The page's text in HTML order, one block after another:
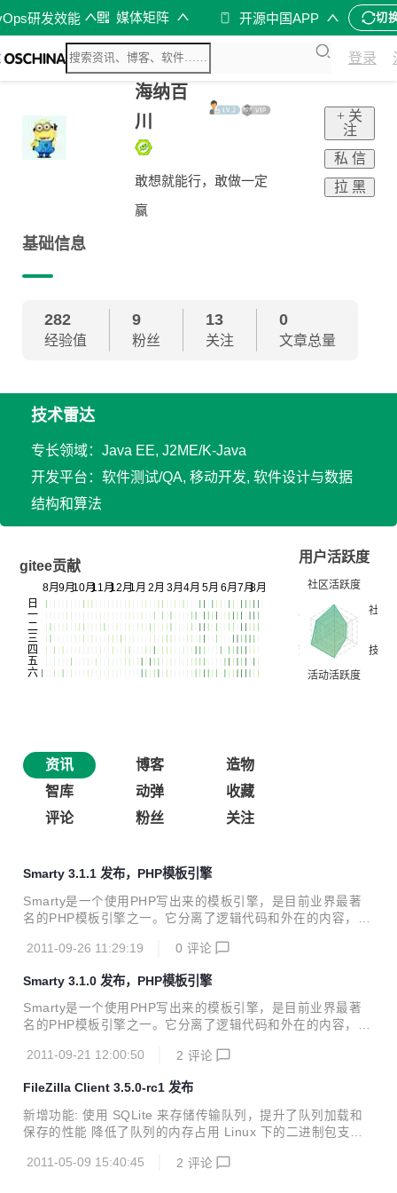
研发效能 媒体矩阵 开源中国APP 切
登录
海纳百
川
敢想就能行，敢做一定
赢
+ 关
注
私 信
拉 黑
基础信息
282
经验值
9
粉丝
13
关注
0
文章总量
技术雷达
专长领域：Java EE, J2ME/K-Java
开发平台：软件测试/QA, 移动开发, 软件设计与数据
结构和算法
gitee贡献
用户活跃度
资讯 博客
造物
智库
动弹
收藏
评论
粉丝 关注
Smarty 3.1.1 发布，PHP模板引擎
Smarty是一个使用PHP写出来的模板引擎，是目前业界最著
名的PHP模板引擎之一。它分离了逻辑代码和外在的内容，提
杂在一起PHP代码逻辑分离。简单的讲，目的就是要使PHP程
到前端人员的页面设计，前端人员重新修改页面不会影响到程
序的程序逻辑，这在多人合作的项目中显的尤为重要。 Smart
y 3.1.1 改进记录： - bugfix {foreachelse} does fail if {secti
2011-09-26 11:29:19 0 评论
Smarty 3.1.0 发布，PHP模板引擎
Smarty是一个使用PHP写出来的模板引擎，是目前业界最著
名的PHP模板引擎之一。它分离了逻辑代码和外在的内容，提
杂在一起PHP代码逻辑分离。简单的讲，目的就是要使PHP程
到前端人员的页面设计，前端人员重新修改页面不会影响到程
序的程序逻辑，这在多人合作的项目中显的尤为重要。 Notab
le 3.1 changes/features: Smarty 2 BC removed from code
2011-09-21 12:00:50 2 评论
FileZilla Client 3.5.0-rc1 发布
新增功能: 使用 SQLite 来存储传输队列，提升了队列加载和
保存的性能 降低了队列的内存占用 Linux 下的二进制包支持
d crash during shutdown of FileZilla Clearing the queue w
2011-05-09 15:40:45 2 评论